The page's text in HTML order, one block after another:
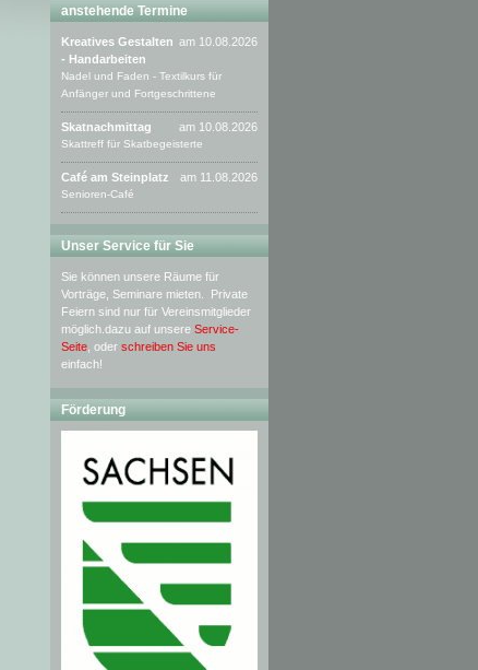
anstehende Termine
am 10.08.2026
Kreatives Gestalten
- Handarbeiten
Nadel und Faden - Textilkurs für
Anfänger und Fortgeschrittene
am 10.08.2026
Skatnachmittag
Skattreff für Skatbegeisterte
am 11.08.2026
Café am Steinplatz
Senioren-Café
Unser Service für Sie
Sie können unsere Räume für
Vorträge, Seminare mieten. Private
Feiern sind nur für Vereinsmitglieder
möglich.dazu auf unsere Service-
Seite , oder schreiben Sie uns
einfach!
Förderung